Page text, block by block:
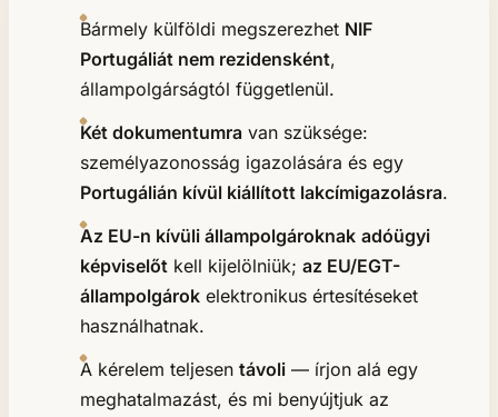
Bármely külföldi megszerezhet NIF
Portugáliát nem rezidensként,
állampolgárságtól függetlenül.
Két dokumentumra van szüksége:
személyazonosság igazolására és egy
Portugálián kívül kiállított lakcímigazolásra.
Az EU-n kívüli állampolgároknak adóügyi
képviselőt kell kijelölniük; az EU/EGT-
állampolgárok elektronikus értesítéseket
használhatnak.
A kérelem teljesen távoli — írjon alá egy
meghatalmazást, és mi benyújtjuk az